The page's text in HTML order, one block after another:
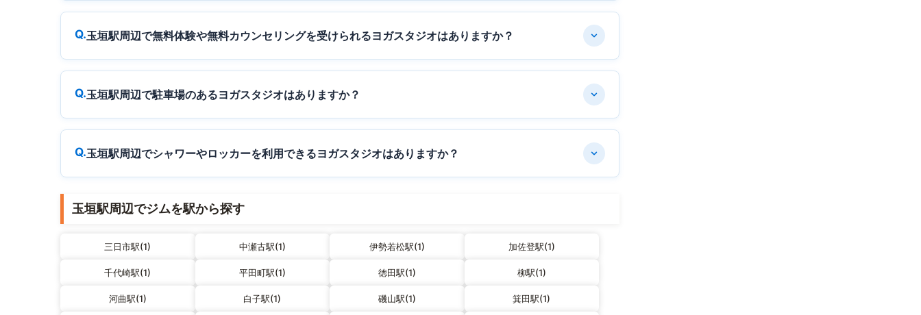
玉垣駅周辺で無料体験や無料カウンセリングを受けられるヨガスタジオはありますか？
玉垣駅周辺で駐車場のあるヨガスタジオはありますか？
玉垣駅周辺でシャワーやロッカーを利用できるヨガスタジオはありますか？
玉垣駅周辺でジムを駅から探す
三日市駅(1) 中瀬古駅(1) 伊勢若松駅(1) 加佐登駅(1)
千代崎駅(1) 平田町駅(1) 徳田駅(1) 柳駅(1)
河曲駅(1) 白子駅(1) 磯山駅(1) 箕田駅(1)